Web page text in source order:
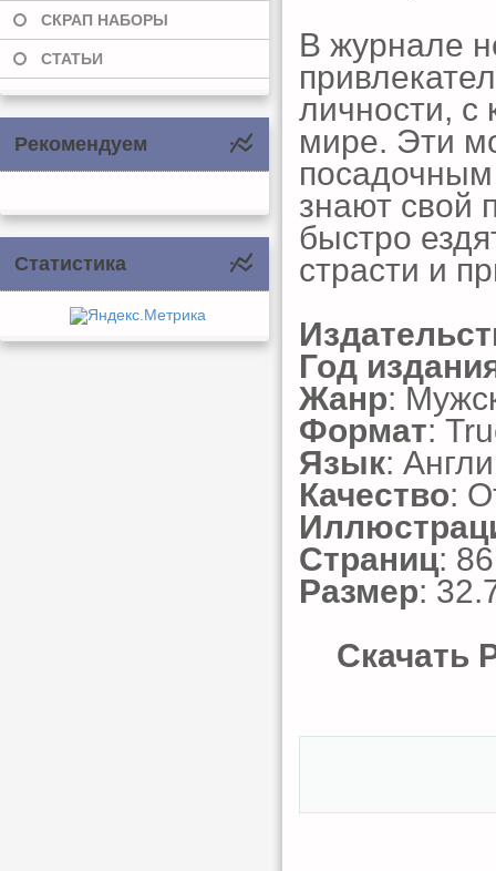
СКРАП НАБОРЫ
СТАТЬИ
Рекомендуем
Статистика
В журнале
личности, с
мире. Эти
знают свой
быстро
страсти и
Год
Жанр:
Формат:
Язык:
Качество:
Страниц: 86
Размер:
Скачать